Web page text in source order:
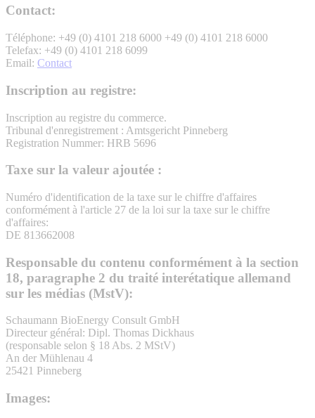
Contact:
Téléphone: +49 (0) 4101 218 6000 +49 (0) 4101 218 6000
Telefax: +49 (0) 4101 218 6099
Email: Contact
Inscription au registre:
Inscription au registre du commerce.
Tribunal d'enregistrement : Amtsgericht Pinneberg
Registration Nummer: HRB 5696
Taxe sur la valeur ajoutée :
Numéro d'identification de la taxe sur le chiffre d'affaires
conformément à l'article 27 de la loi sur la taxe sur le chiffre
d'affaires:
DE 813662008
Responsable du contenu conformément à la section
18, paragraphe 2 du traité interétatique allemand
sur les médias (MstV):
Schaumann BioEnergy Consult GmbH
Directeur général: Dipl. Thomas Dickhaus
(responsable selon § 18 Abs. 2 MStV)
An der Mühlenau 4
25421 Pinneberg
Images: